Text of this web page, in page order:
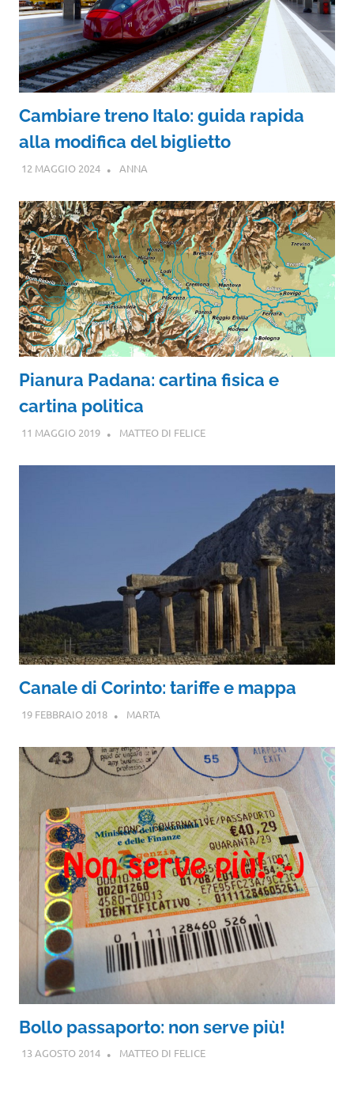
Cambiare treno Italo: guida rapida
alla modifica del biglietto
12 MAGGIO 2024 ANNA
Pianura Padana: cartina fisica e
cartina politica
11 MAGGIO 2019 MATTEO DI FELICE
Canale di Corinto: tariffe e mappa
19 FEBBRAIO 2018 MARTA
Bollo passaporto: non serve più!
13 AGOSTO 2014 MATTEO DI FELICE